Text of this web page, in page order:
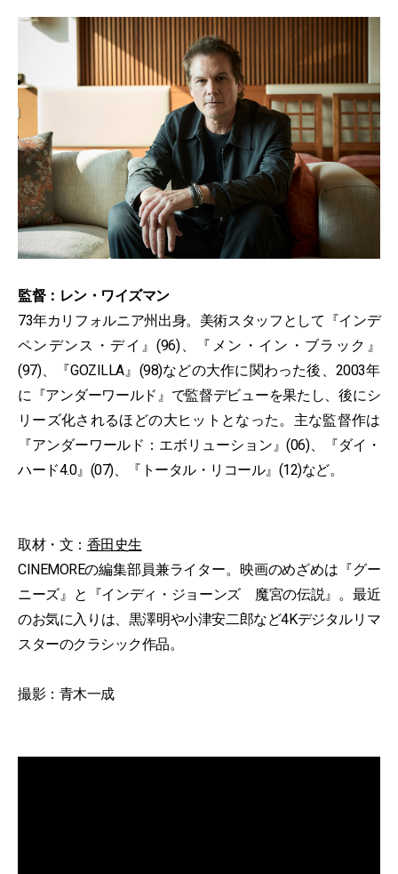
監督：レン・ワイズマン
73年カリフォルニア州出身。美術スタッフとして『インデ
ペンデンス・デイ』(96)、『メン・イン・ブラック』
(97)、『GOZILLA』(98)などの大作に関わった後、2003年
に『アンダーワールド』で監督デビューを果たし、後にシ
リーズ化されるほどの大ヒットとなった。主な監督作は
『アンダーワールド：エボリューション』(06)、『ダイ・
ハード4.0』(07)、『トータル・リコール』(12)など。
取材・文： 香田史生
CINEMOREの編集部員兼ライター。映画のめざめは『グー
ニーズ』と『インディ・ジョーンズ 魔宮の伝説』。最近
のお気に入りは、黒澤明や小津安二郎など4Kデジタルリマ
スターのクラシック作品。
撮影：青木一成